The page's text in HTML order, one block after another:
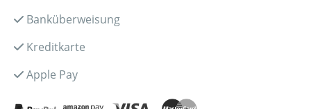
Banküberweisung
Kreditkarte
Apple Pay